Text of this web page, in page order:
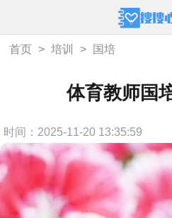
首页 > 培训 > 国培
体育教师国
时间：2025-11-20 13:35:59